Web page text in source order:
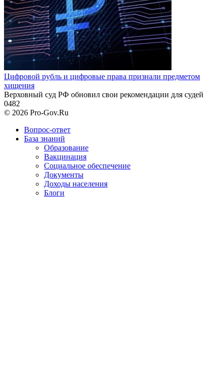
Цифровой рубль и цифровые права признали предметом
хищения
Верховный суд РФ обновил свои рекомендации для судей
0482
© 2026 Pro-Gov.Ru
Вопрос-ответ
База знаний
Образование
Вакцинация
Социальное обеспечение
Документы
Доходы населения
Блоги